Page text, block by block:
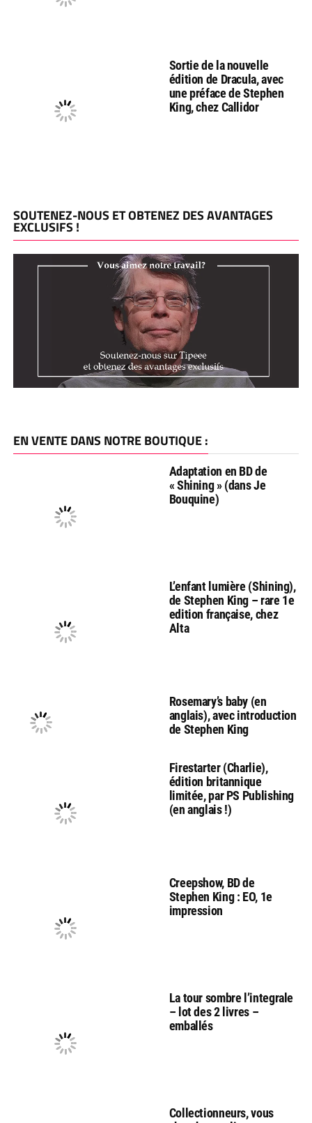
Sortie de la nouvelle
édition de Dracula, avec
une préface de Stephen
King, chez Callidor
SOUTENEZ-NOUS ET OBTENEZ DES AVANTAGES
EXCLUSIFS !
EN VENTE DANS NOTRE BOUTIQUE :
Adaptation en BD de
« Shining » (dans Je
Bouquine)
L’enfant lumière (Shining),
de Stephen King – rare 1e
edition française, chez
Alta
Rosemary’s baby (en
anglais), avec introduction
de Stephen King
Firestarter (Charlie),
édition britannique
limitée, par PS Publishing
(en anglais !)
Creepshow, BD de
Stephen King : EO, 1e
impression
La tour sombre l’integrale
– lot des 2 livres –
emballés
Collectionneurs, vous